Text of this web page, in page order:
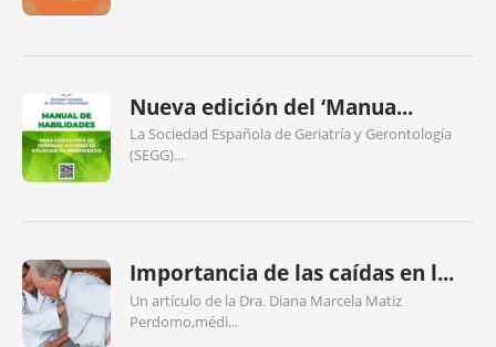
Nueva edición del ‘Manua...
La Sociedad Española de Geriatría y Gerontología
(SEGG)...
Importancia de las caídas en l...
Un artículo de la Dra. Diana Marcela Matiz
Perdomo,médi...